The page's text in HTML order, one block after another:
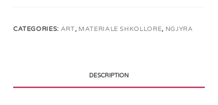
1/12
CATEGORIES: ART, MATERIALE SHKOLLORE, NGJYRA
DESCRIPTION